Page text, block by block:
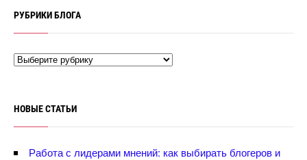
РУБРИКИ БЛОГА
НОВЫЕ СТАТЬИ
Работа с лидерами мнений: как выбирать блогеров и